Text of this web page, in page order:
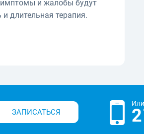
и жалобы будут
длительная терапия.
ЗАПИСАТЬСЯ